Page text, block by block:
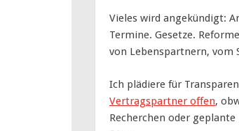
Vieles wird angekündigt:
Termine. Gesetze.
von Lebenspartnern, vom
Ich plädiere für
Vertragspartner offen,
Recherchen oder